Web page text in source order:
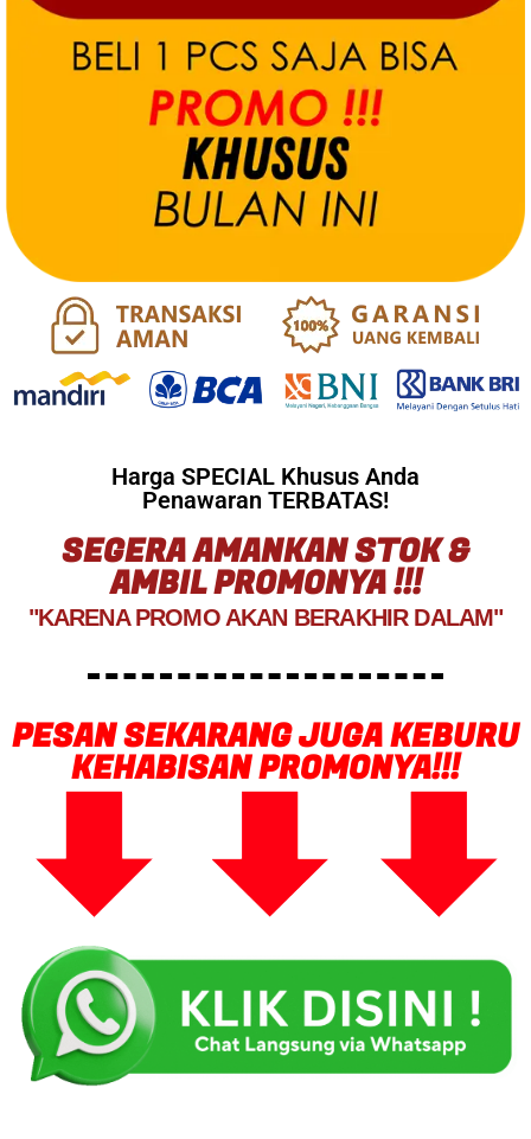
Harga SPECIAL Khusus Anda
Penawaran TERBATAS!
SEGERA AMANKAN STOK &
AMBIL PROMONYA !!!
"KARENA PROMO AKAN BERAKHIR DALAM"
PESAN SEKARANG JUGA KEBURU
KEHABISAN PROMONYA!!!